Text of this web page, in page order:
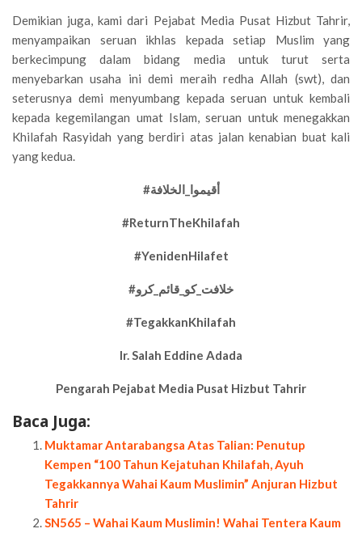
Demikian juga, kami dari Pejabat Media Pusat Hizbut Tahrir,
menyampaikan seruan ikhlas kepada setiap Muslim yang
berkecimpung dalam bidang media untuk turut serta
menyebarkan usaha ini demi meraih redha Allah (swt), dan
seterusnya demi menyumbang kepada seruan untuk kembali
kepada kegemilangan umat Islam, seruan untuk menegakkan
Khilafah Rasyidah yang berdiri atas jalan kenabian buat kali
yang kedua.
#أقيموا_الخلافة
#ReturnTheKhilafah
#YenidenHilafet
#خلافت_کو_قائم_کرو
#TegakkanKhilafah
Ir. Salah Eddine Adada
Pengarah Pejabat Media Pusat Hizbut Tahrir
Baca Juga:
Muktamar Antarabangsa Atas Talian: Penutup
Kempen “100 Tahun Kejatuhan Khilafah, Ayuh
Tegakkannya Wahai Kaum Muslimin” Anjuran Hizbut
Tahrir
SN565 – Wahai Kaum Muslimin! Wahai Tentera Kaum